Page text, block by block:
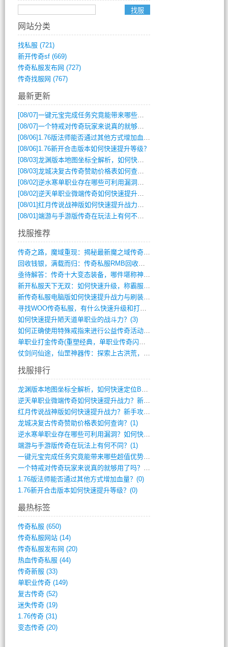
网站分类
找私服 (721)
新开传奇sf(669)
传奇私服发布网 (727)
传奇找服网 (767)
最新更新
[08/07]一键元宝完成任务究竟能带来哪些超值优势？
[08/07]一个特戒对传奇玩家来说真的就够用了吗？
[08/06] 1.76版法师能否通过其他方式增加血量？
[08/06] 1.76新开合击版本如何快速提升等级？
[08/03]龙渊版本地图坐标全解析，如何快速定位BOSS位置？
[08/03]龙城决复古传奇赞助价格表如何查询？
[08/02]逆水寒单职业存在哪些可利用漏洞？如何快速提升战力？
[08/02]逆天单职业微端传奇如何快速提升战力？新手必看攻略
[08/01]红月传说战神版如何快速提升战力？新手攻略全解析？
[08/01]端游与手游版传奇在玩法上有何不同？
找服推荐
传奇之路，魔域重现：揭秘最新魔之域传奇攻(712)
回收钱银，满载而归：传奇私服RMB回收装(548)
亟待解答：传奇十大变态装备，哪件堪称神器(347)
新开私服天下无双：如何快速升级，称霸服务(681)
新传奇私服电脑版如何快速提升战力与刷装备(835)
寻找WOO传奇私服，有什么快速升级和打宝(864)
如何快速提升陋天道单职业的战斗力？(3)
如何正确使用特殊戒指来进行公益传奇活动？(10)
单职业打金传奇(重塑经典，单职业传奇闪耀(10)
仗剑问仙途，仙罡神器传：探索上古洪荒，揭(813)
找服排行
龙渊版本地图坐标全解析，如何快速定位BO(3)
逆天单职业微端传奇如何快速提升战力？新手(2)
红月传说战神版如何快速提升战力？新手攻略(2)
龙城决复古传奇赞助价格表如何查询？(1)
逆水寒单职业存在哪些可利用漏洞？如何快速(1)
端游与手游版传奇在玩法上有何不同？(1)
一键元宝完成任务究竟能带来哪些超值优势？(0)
一个特戒对传奇玩家来说真的就够用了吗？(0)
1.76版法师能否通过其他方式增加血量？(0)
1.76新开合击版本如何快速提升等级？(0)
最热标签
传奇私服 (650)
传奇私服网站(14)
传奇私服发布网 (20)
热血传奇私服 (44)
传奇新服 (33)
单职业传奇(149)
复古传奇(52)
迷失传奇(19)
1.76传奇(31)
变态传奇(20)